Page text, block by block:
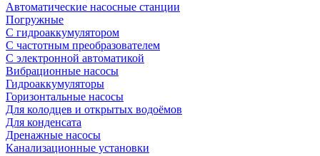
Автоматические насосные станции
Погружные
С гидроаккумулятором
С частотным преобразователем
С электронной автоматикой
Вибрационные насосы
Гидроаккумуляторы
Горизонтальные насосы
Для колодцев и открытых водоёмов
Для конденсата
Дренажные насосы
Канализационные установки